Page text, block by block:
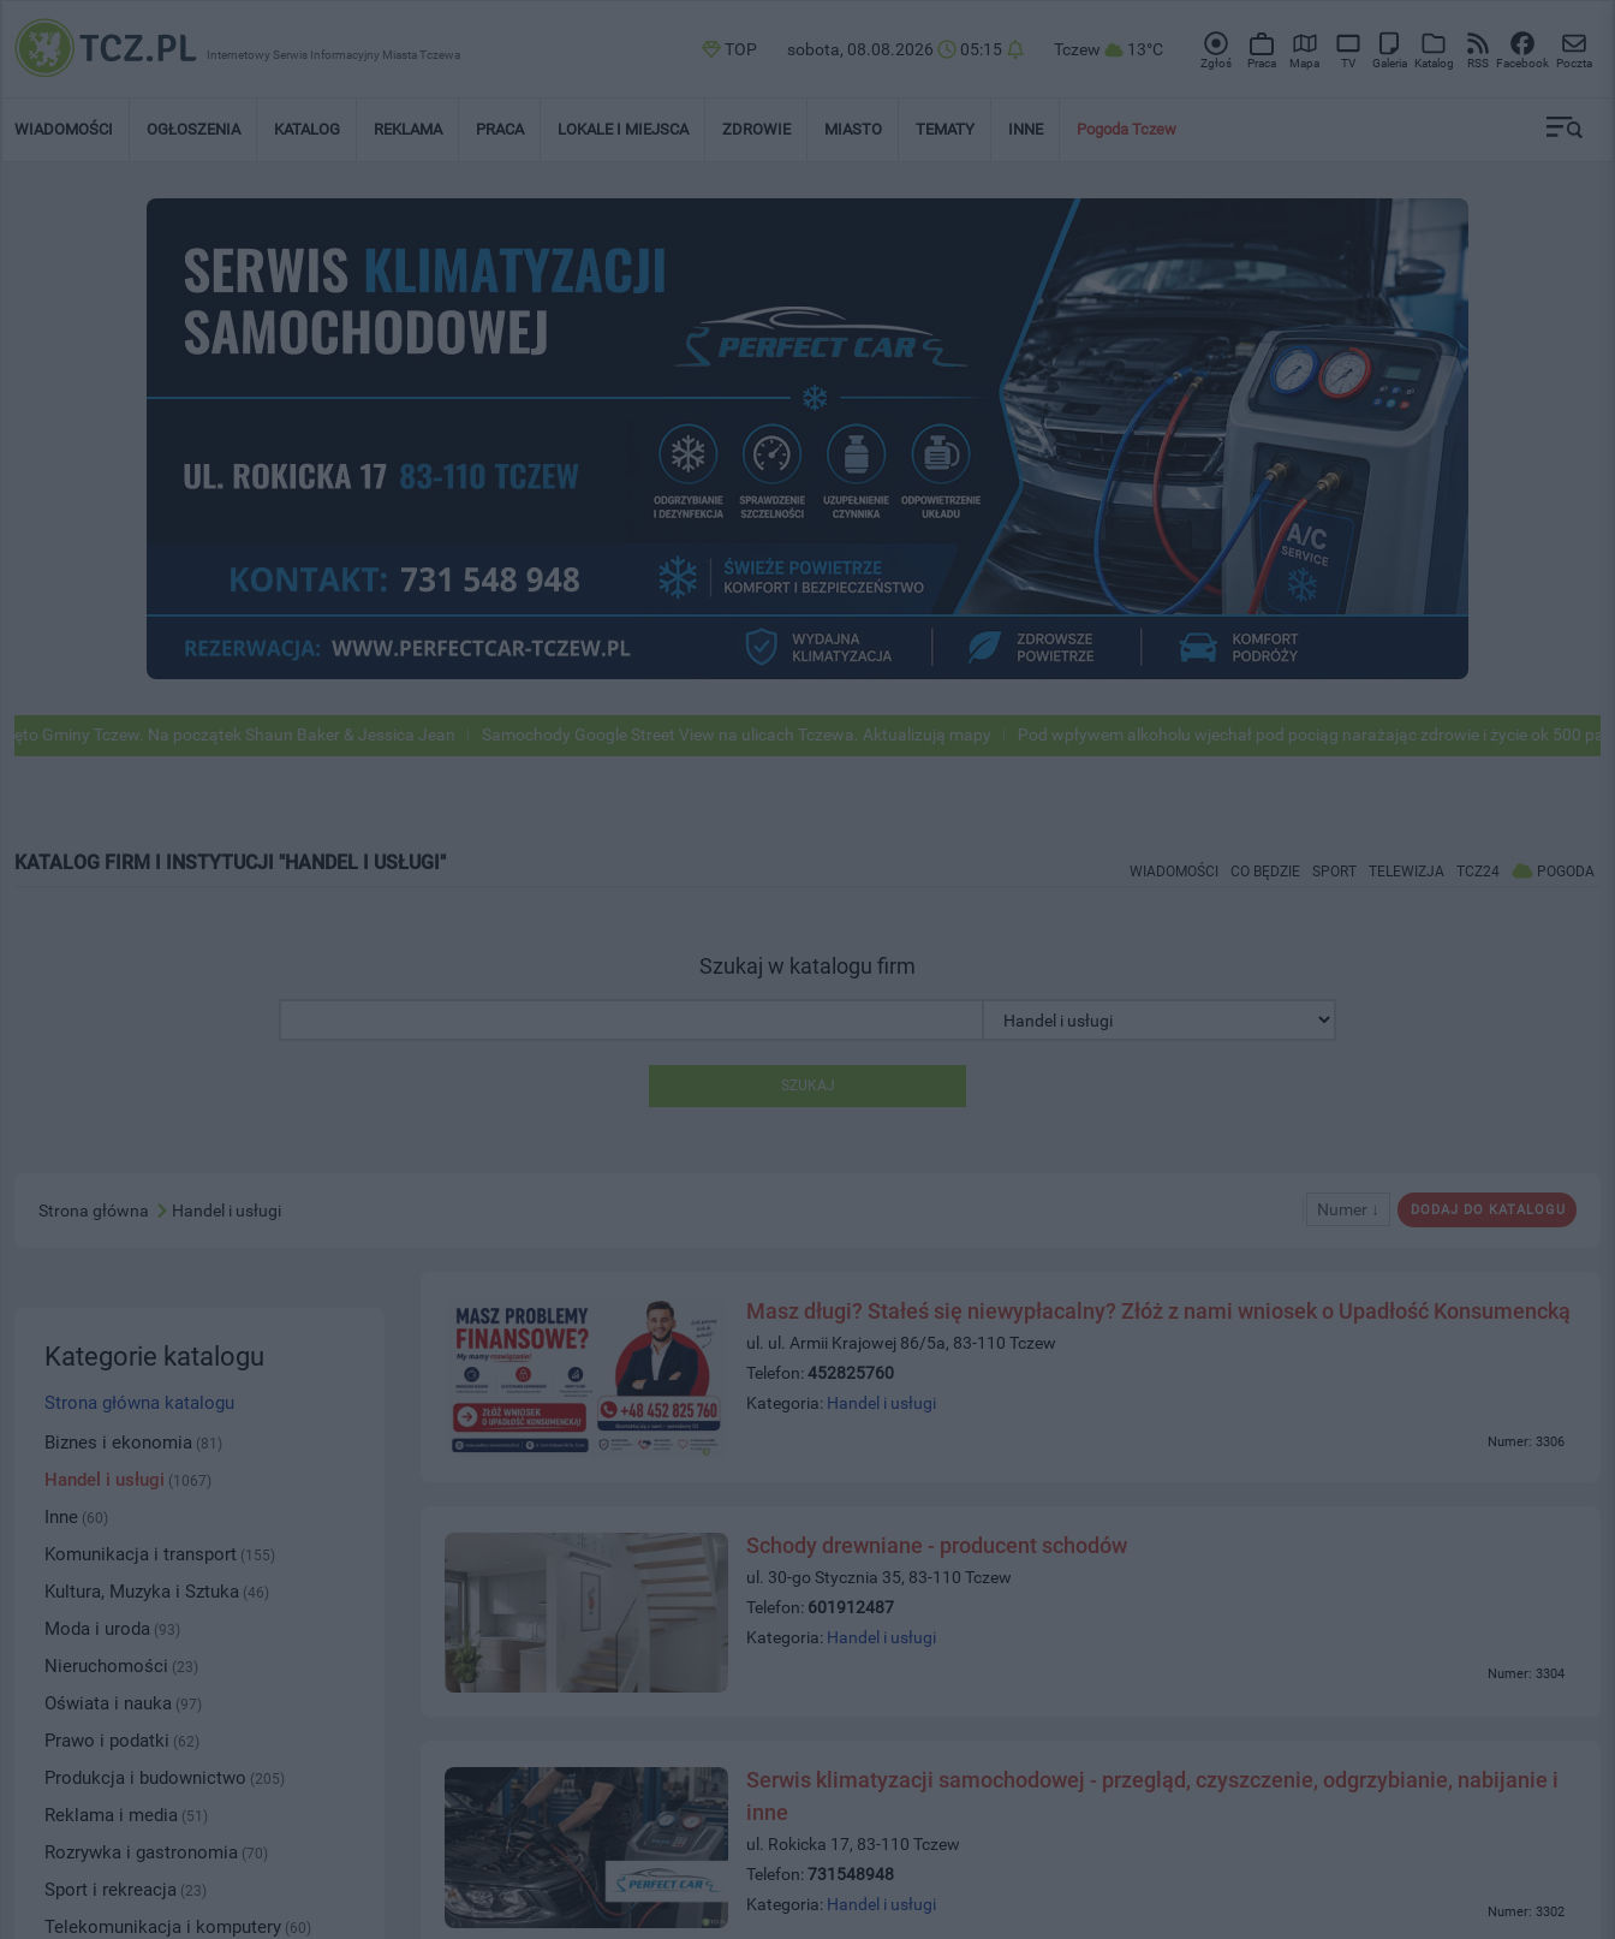
Internetowy Serwis Informacyjny Miasta Tczewa TOP sobota, 08.08.2026 05:15 Tczew 13°C
Zgłoś Praca Mapa TV Galeria Katalog RSS Facebook Poczta
WIADOMOŚCI OGŁOSZENIA KATALOG REKLAMA PRACA LOKALE I MIEJSCA ZDROWIE MIASTO TEMATY INNE Pogoda Tczew
Tczew. Na początek Shaun Baker & Jessica Jean Samochody Google Street View na ulicach Tczewa. Aktualizują mapy Pod wpływem alkoholu wjechał pod pociąg narażając zdrowie i życie ok 500 pasażerów!
KATALOG FIRM I INSTYTUCJI "HANDEL I USŁUGI" WIADOMOŚCI CO BĘDZIE SPORT TELEWIZJA TCZ24 POGODA
Szukaj w katalogu firm
SZUKAJ
DODAJ DO KATALOGU
Numer ↓
Strona główna Handel i usługi
Masz długi? Stałeś się niewypłacalny? Złóż z nami wniosek o Upadłość Konsumencką
ul. ul. Armii Krajowej 86/5a, 83-110 Tczew
Telefon:452825760
Kategoria: Handel i usługi
Numer: 3306
Schody drewniane - producent schodów
ul. 30-go Stycznia 35, 83-110 Tczew
Telefon: 601912487
Kategoria: Handel i usługi
Numer: 3304
Serwis klimatyzacji samochodowej - przegląd, czyszczenie, odgrzybianie, nabijanie i
inne
ul. Rokicka 17, 83-110 Tczew
Telefon:731548948
Kategoria: Handel i usługi Numer: 3302
Kategorie katalogu
Strona główna katalogu
Biznes i ekonomia (81)
Handel i usługi (1067)
Inne (60)
Komunikacja i transport (155)
Kultura, Muzyka i Sztuka (46)
Moda i uroda (93)
Nieruchomości (23)
Oświata i nauka (97)
Prawo i podatki (62)
Produkcja i budownictwo (205)
Reklama i media (51)
Rozrywka i gastronomia (70)
Sport i rekreacja (23)
Telekomunikacja i komputery (60)